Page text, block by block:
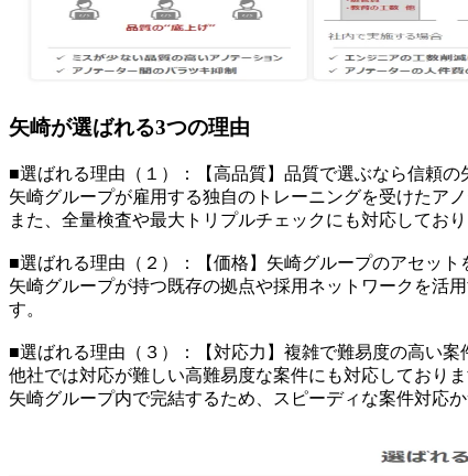
矢崎が選ばれる3つの理由
■選ばれる理由（１）：【高品質】品質で選ぶなら信頼の
矢崎グループが雇用する独自のトレーニングを受けたア
また、全量検査や最大トリプルチェックにも対応しており
■選ばれる理由（２）：【価格】矢崎グループのアセッ
矢崎グループが持つ既存の拠点や採用ネットワークを活
す。
■選ばれる理由（３）：【対応力】複雑で難易度の高い案
他社では対応が難しい高難易度な案件にも対応しておりま
矢崎グループ内で完結するため、スピーディな案件対応